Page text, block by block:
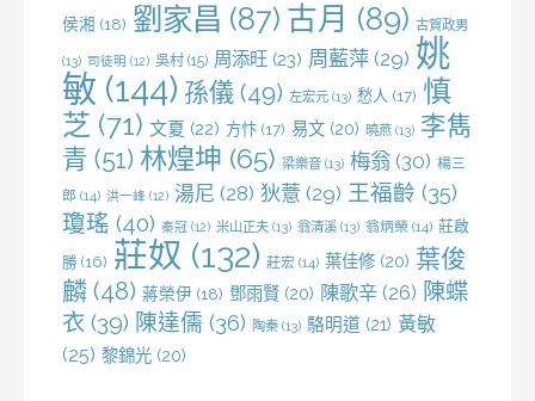
侯湘 (18) 劉家昌 (87) 古月 (89) 古賀政男
(13) 司徒明 (12) 吳村 (15) 周添旺 (23) 周藍萍 (29) 姚
敏 (144) 孫儀 (49) 左宏元 (13) 愁人 (17) 慎
芝 (71) 文夏 (22) 方忭 (17) 易文 (20) 曉燕 (13) 李雋
青 (51) 林煌坤 (65) 梁樂音 (13) 梅翁 (30) 楊三
郎 (14) 洪一峰 (12) 湯尼 (28) 狄薏 (29) 王福齡 (35)
瓊瑤 (40) 秦冠 (12) 米山正夫 (13) 翁清溪 (13) 翁炳榮 (14) 莊啟
勝 (16) 莊奴 (132) 莊宏 (14) 葉佳修 (20) 葉俊
麟 (48) 蔣榮伊 (18) 鄧雨賢 (20) 陳歌辛 (26) 陳蝶
衣 (39) 陳達儒 (36) 陶秦 (13) 駱明道 (21) 黃敏
(25) 黎錦光 (20)